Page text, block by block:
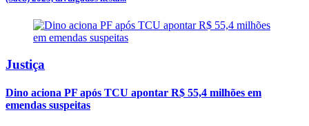
Justiça
Dino aciona PF após TCU apontar R$ 55,4 milhões em
emendas suspeitas